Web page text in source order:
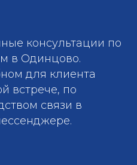
консультации по
в Одинцово.
для клиента
встрече, по
связи в